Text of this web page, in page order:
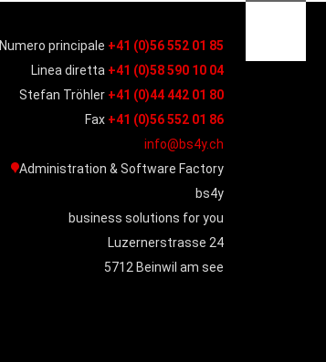
Numero principale +41 (0)56 552 01 85
Linea diretta +41 (0)58 590 10 04
Stefan Tröhler +41 (0)44 442 01 80
Fax +41 (0)56 552 01 86
info@bs4y.ch
Administration & Software Factory
bs4y
business solutions for you
Luzernerstrasse 24
5712 Beinwil am see